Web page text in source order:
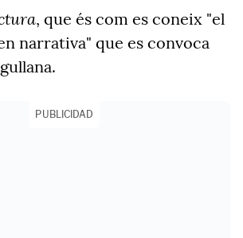
, que és com es coneix "el
narrativa" que es convoca
PUBLICIDAD